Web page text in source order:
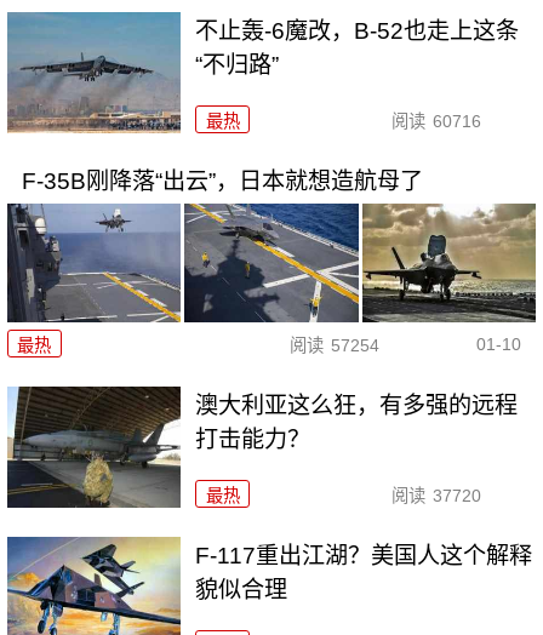
不止轰-6魔改，B-52也走上这条
“不归路”
最热 阅读 60716
F-35B刚降落“出云”，日本就想造航母了
最热 阅读 57254 01-10
澳大利亚这么狂，有多强的远程
打击能力？
最热 阅读 37720
F-117重出江湖？美国人这个解释
貌似合理